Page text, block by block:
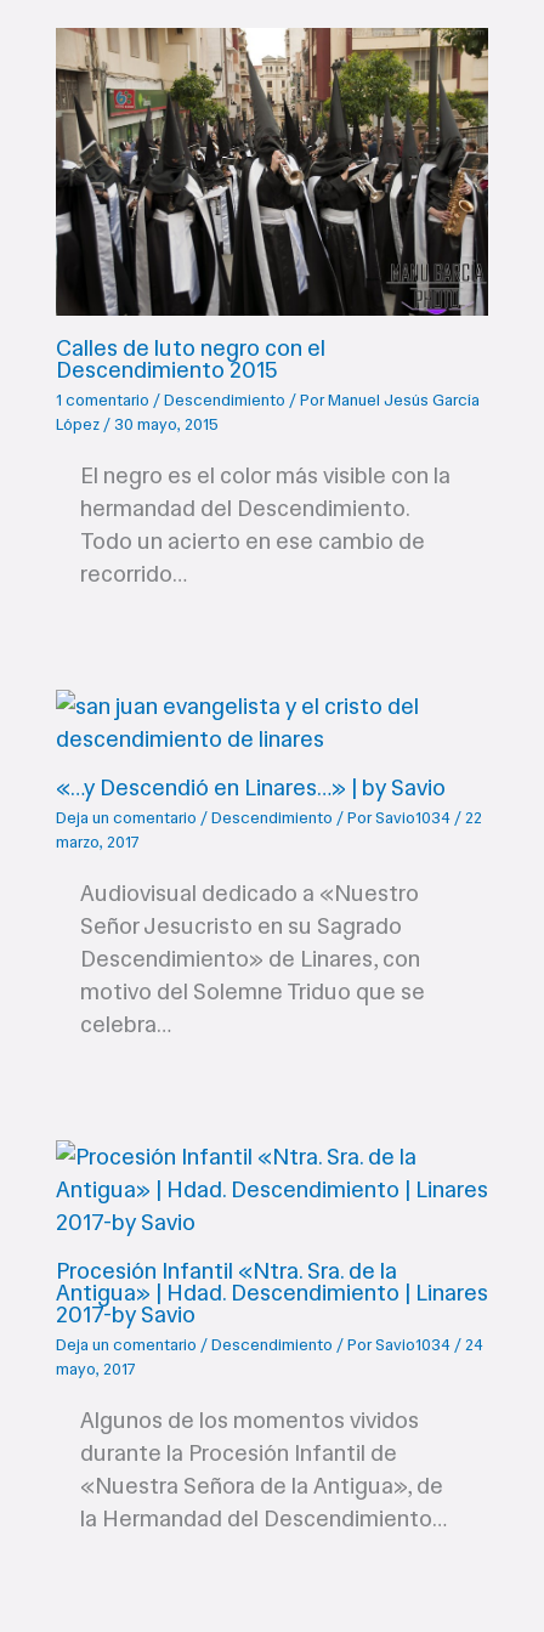
Calles de luto negro con el
Descendimiento 2015
1 comentario /Descendimiento / PorManuel Jesús García
López / 30 mayo, 2015
El negro es el color más visible con la
hermandad del Descendimiento.
Todo un acierto en ese cambio de
recorrido…
«…y Descendió en Linares…» | by Savio
Deja un comentario /Descendimiento / PorSavio1034 /22
marzo, 2017
Audiovisual dedicado a «Nuestro
Señor Jesucristo en su Sagrado
Descendimiento» de Linares, con
motivo del Solemne Triduo que se
celebra…
Procesión Infantil «Ntra. Sra. de la
Antigua» | Hdad. Descendimiento | Linares
2017-by Savio
Deja un comentario /Descendimiento / PorSavio1034 /24
mayo, 2017
Algunos de los momentos vividos
durante la Procesión Infantil de
«Nuestra Señora de la Antigua», de
la Hermandad del Descendimiento…